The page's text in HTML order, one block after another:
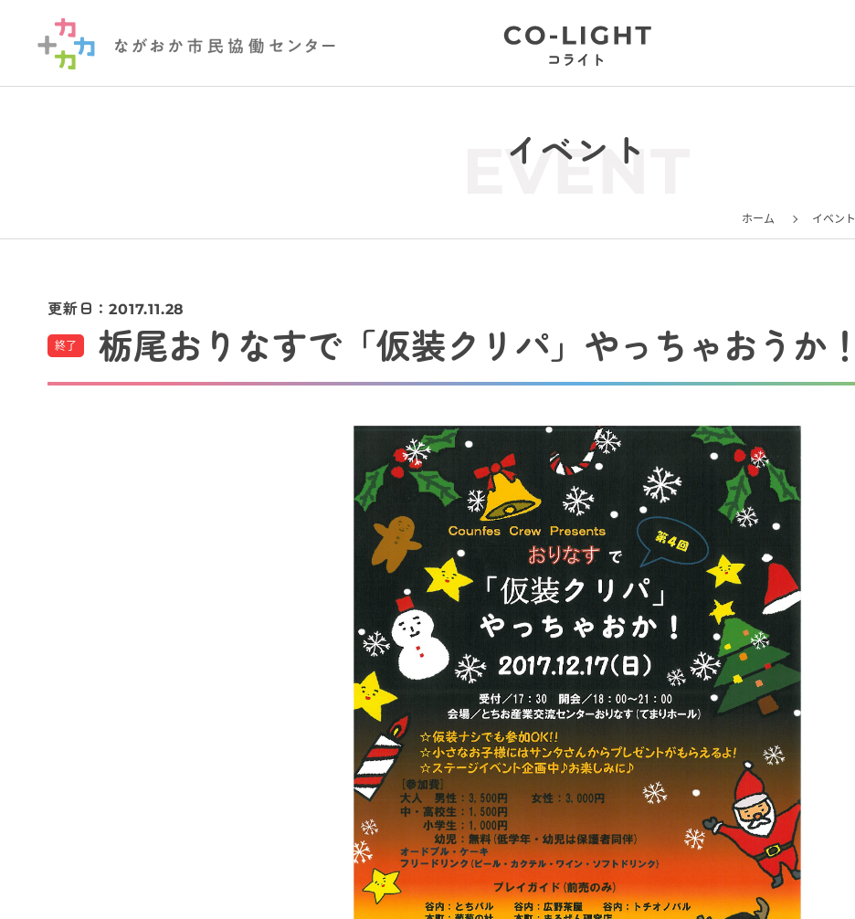
イベント
EVENT
ホーム イベント
更新日：2017.11.28
終了 栃尾おりなすで「仮装クリパ」やっちゃおうか！